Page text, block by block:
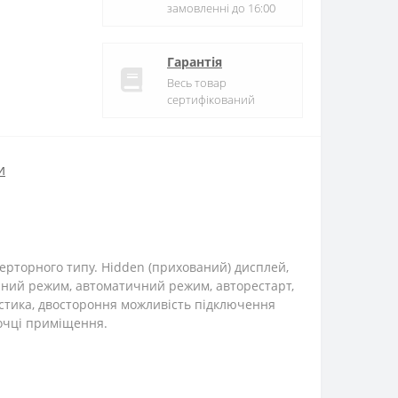
замовленні до 16:00
Гарантія
Весь товар
сертифікований
типу. Hidden (прихований) дисплей,
режим, автоматичний режим, авторестарт,
двостороння можливість підключення
приміщення.